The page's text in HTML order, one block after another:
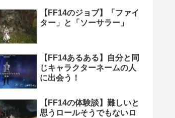
【FF14のジョブ】「ファイ
ター」と「ソーサラー」
【FF14あるある】自分と同
じキャラクターネームの人
に出会う！
【FF14の体験談】難しいと
思うロールそうでもないロ